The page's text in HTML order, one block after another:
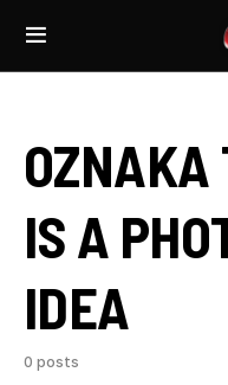
OZNAKA
IS A
IDEA
0 posts